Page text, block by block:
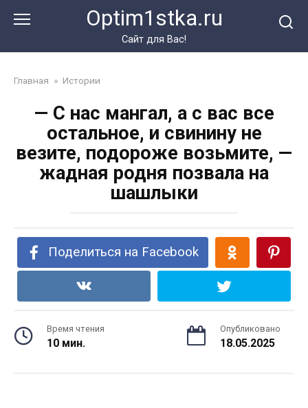
Optim1stka.ru
Сайт для Вас!
Главная » Истории
— С нас мангал, а с вас все
остальное, и свинину не
везите, подороже возьмите, —
жадная родня позвала на
шашлыки
Поделиться на Facebook
Время чтения
10 мин.
Опубликовано
18.05.2025